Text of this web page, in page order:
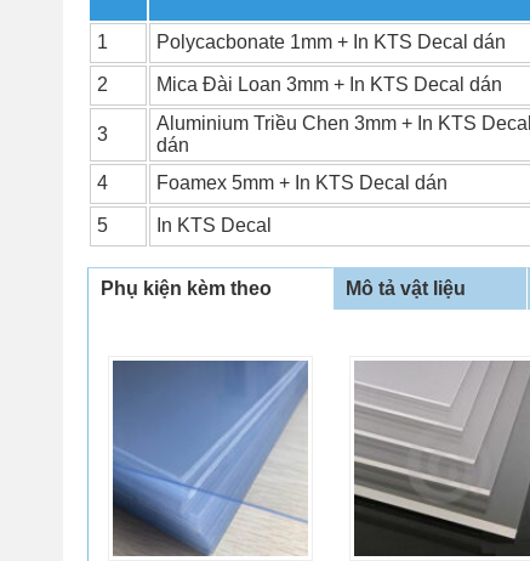
1 Polycacbonate 1mm + In KTS Decal dán
2 Mica Đài Loan 3mm + In KTS Decal dán
3
Aluminium Triều Chen 3mm + In KTS Decal
dán
4
Foamex 5mm + In KTS Decal dán
5 In KTS Decal
Phụ kiện kèm theo Mô tả vật liệu